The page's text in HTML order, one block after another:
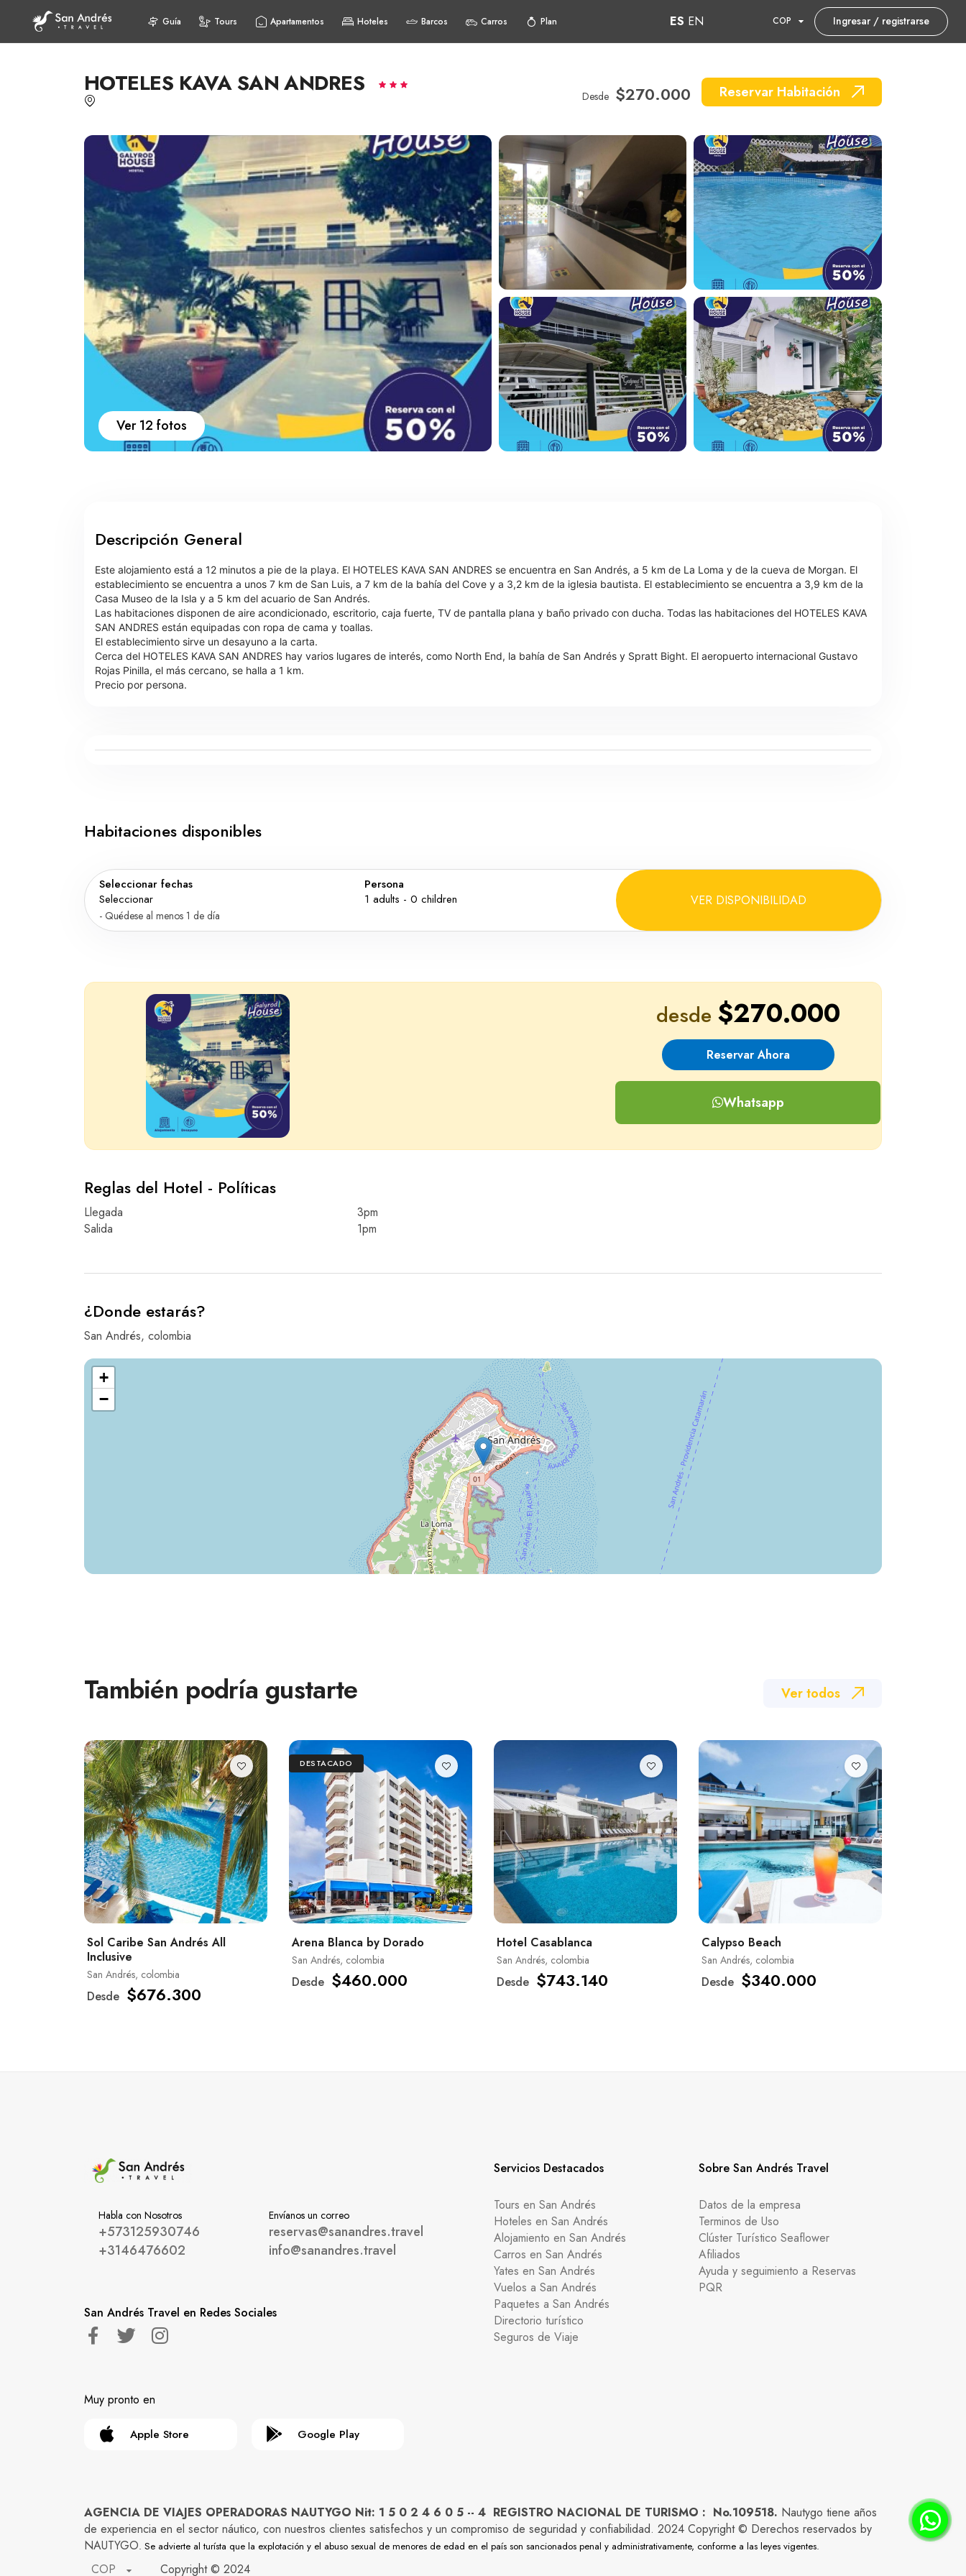
Guía Tours Apartamentos Hoteles Barcos Carros Plan ES EN COP Ingresar / registrarse
HOTELES KAVA SAN ANDRES Desde $270.000 Reservar Habitación
Ver 12 fotos
Descripción General
Este alojamiento está a 12 minutos a pie de la playa. El HOTELES KAVA SAN ANDRES se encuentra en San Andrés, a 5 km de La Loma y de la cueva de Morgan. El
establecimiento se encuentra a unos 7 km de San Luis, a 7 km de la bahía del Cove y a 3,2 km de la iglesia bautista. El establecimiento se encuentra a 3,9 km de la
Casa Museo de la Isla y a 5 km del acuario de San Andrés.
Las habitaciones disponen de aire acondicionado, escritorio, caja fuerte, TV de pantalla plana y baño privado con ducha. Todas las habitaciones del HOTELES KAVA
SAN ANDRES están equipadas con ropa de cama y toallas.
El establecimiento sirve un desayuno a la carta.
Cerca del HOTELES KAVA SAN ANDRES hay varios lugares de interés, como North End, la bahía de San Andrés y Spratt Bight. El aeropuerto internacional Gustavo
Rojas Pinilla, el más cercano, se halla a 1 km.
Precio por persona.
Habitaciones disponibles
Seleccionar fechas
Seleccionar
- Quédese al menos 1 de día
Persona
1 adults -0 children VER DISPONIBILIDAD
desde $270.000
Reservar Ahora
Whatsapp
Reglas del Hotel - Políticas
Llegada
3pm
Salida
1pm
¿Donde estarás?
San Andrés, colombia
+
−
También podría gustarte Ver todos
Sol Caribe San Andrés All
Inclusive
San Andrés, colombia
Desde $676.300
DESTACADO
Arena Blanca by Dorado
San Andrés, colombia
Desde $460.000
Hotel Casablanca
San Andrés, colombia
Desde $743.140
Calypso Beach
San Andrés, colombia
Desde $340.000
Habla con Nosotros
+573125930746
+3146476602
Envíanos un correo
reservas@sanandres.travel
info@sanandres.travel
San Andrés Travel en Redes Sociales
Muy pronto en
Apple Store Google Play
Servicios Destacados
Tours en San Andrés
Hoteles en San Andrés
Alojamiento en San Andrés
Carros en San Andrés
Yates en San Andrés
Vuelos a San Andrés
Paquetes a San Andrés
Directorio turístico
Seguros de Viaje
Sobre San Andrés Travel
Datos de la empresa
Terminos de Uso
Clúster Turístico Seaflower
Afiliados
Ayuda y seguimiento a Reservas
PQR
AGENCIA DE VIAJES OPERADORAS NAUTYGO Nit: 1 5 0 2 4 6 0 5 -- 4 REGISTRO NACIONAL DE TURISMO : No.109518. Nautygo tiene años
de experiencia en el sector náutico, con nuestros clientes satisfechos y un compromiso de seguridad y confiabilidad. 2024 Copyright © Derechos reservados by
NAUTYGO. Se advierte al turísta que la explotación y el abuso sexual de menores de edad en el país son sancionados penal y administrativamente, conforme a las leyes vigentes.
COP Copyright © 2024